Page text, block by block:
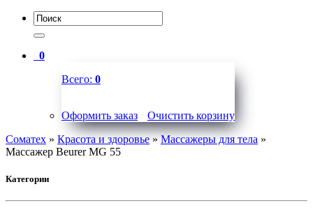
0
Всего: 0
Оформить заказ
Очистить корзину
Соматех » Красота и здоровье»Массажеры для тела »
Массажер Beurer MG 55
Категории